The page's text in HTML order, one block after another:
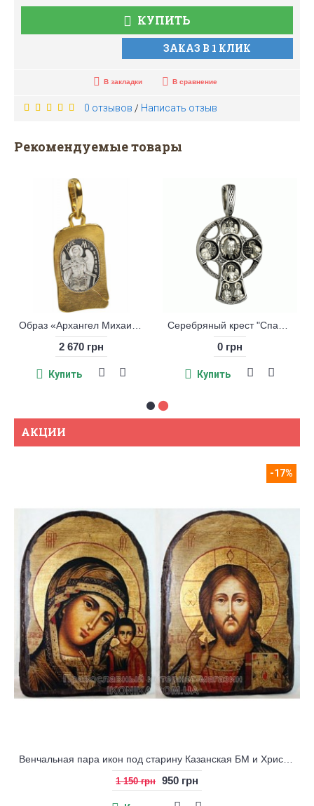
КУПИТЬ
ЗАКАЗ В 1 КЛИК
В закладки В сравнение
0 отзывов / Написать отзыв
Рекомендуемые товары
Образ «Архангел Михаил» серебро 925 с позолотой
2 670 грн
Купить
Серебряный крест "Спас Нерукотворный, Святой князь Владимир"
0 грн
Купить
АКЦИИ
-17%
1 150 грн 950 грн